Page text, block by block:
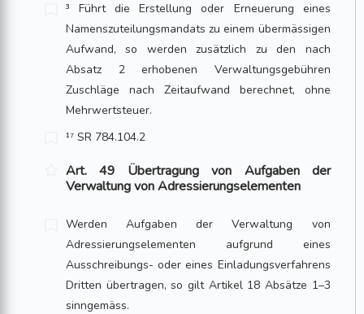
³ Führt die Erstellung oder Erneuerung eines
Namenszuteilungsmandats zu einem übermässigen
Aufwand, so werden zusätzlich zu den nach
Absatz 2 erhobenen Ver­waltungsgebühren
Zuschläge nach Zeitaufwand berechnet, ohne
Mehrwertsteuer.
¹⁷ SR 784.104.2
Art. 49 Übertragung von Aufgaben der
Verwaltung von Adressierungselementen
Werden Aufgaben der Verwaltung von
Adressierungselementen aufgrund eines
Ausschreibungs- oder eines Einladungsverfahrens
Dritten übertragen, so gilt Artikel 18 Absätze 1–3
sinngemäss.